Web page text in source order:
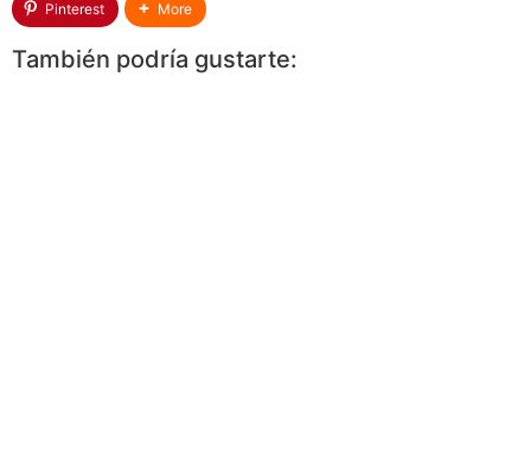
Pinterest More
También podría gustarte: